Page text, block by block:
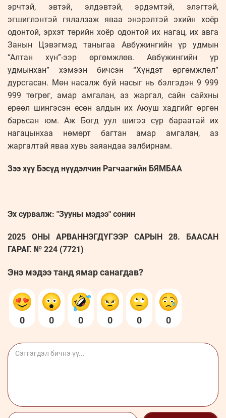
эрчтэй, эвтэй, элдэвтэй, эрдэмтэй, элэгтэй,
эгшиглэнтэй гялалзаж яваа энэрэлтэй эхийн хоёр
одонтой, эрхэт төрийн хоёр одонтой их нагац, их авга
Занын Цэвэгмэд таныгаа Авбүжингийн үр удмын
“Алтан хүн”-ээр өргөмжлөв. Авбүжингийн үр
удмынхан” хэмээн бичсэн “Хүндэт өргөмжлөл”
дурсгасан. Мөн насалж буй насыг нь бэлгэдэн 9 999
999 төгрөг, амар амгалан, аз жаргал, сайн сайхны
ерөөл шингэсэн есөн алдын их Аюуш хадгийг өргөн
барьсан юм. Аж Богд уул шигээ сүр бараатай их
нагацынхаа нөмөрт багтан амар амгалан, аз
жаргалтай яваа хувь заяандаа залбирнам.
Зээ хүү Бэсүд нүүдэлчин Рагчаагийн БЯМБАА
Эх сурвалж: "Зууны мэдээ" сонин
2025 ОНЫ АРВАННЭГДҮГЭЭР САРЫН 28. БААСАН
ГАРАГ. № 224 (7721)
Энэ мэдээ танд ямар санагдав?
0 0 0 0 0 0